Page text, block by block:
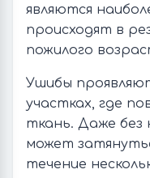
являются
происходят в
пожилого
Ушибы
участках, где
ткань. Даже без
может
течение